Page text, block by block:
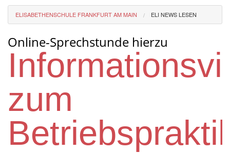
Eli-Portal
Berufsorientierung
Instagram
ELISABETHENSCHULE FRANKFURT AM MAIN ELI NEWS LESEN
Online-Sprechstunde hierzu
zum